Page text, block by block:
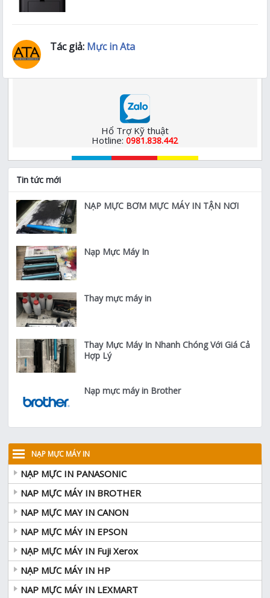
Tác giả: Mực in Ata
Hổ Trợ Kỹ thuật
Hotline:0981.838.442
Tin tức mới
NẠP MỰC BƠM MỰC MÁY IN TẬN NƠI
Nạp Mực Máy In
Thay mực máy in
Thay Mực Máy In Nhanh Chóng Với Giá Cả
Hợp Lý
Nạp mực máy in Brother
NẠP MỰC MÁY IN
NẠP MỰC IN PANASONIC
NAP MỰC MÁY IN BROTHER
NAP MỰC MAY IN CANON
NAP MỰC MÁY IN EPSON
NẠP MỰC MÁY IN Fuji Xerox
NẠP MƯC MÁY IN HP
NAP MỰC MÁY IN LEXMART